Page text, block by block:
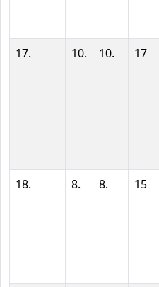
17. 10. 10. 17
18. 8. 8. 15